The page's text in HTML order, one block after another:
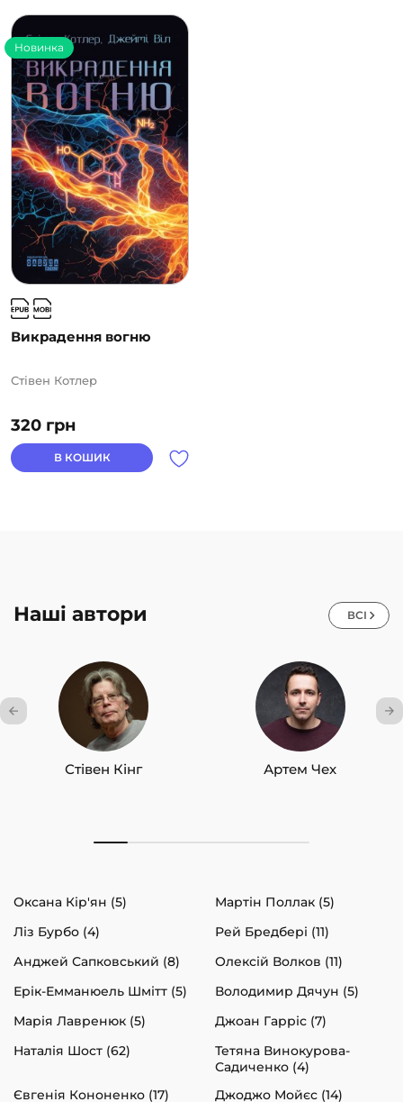
Викрадення вогню
Новинка
320 грн
Стівен Котлер
В КОШИК
Наші автори ВСІ
Стівен Кінг Артем Чех
Оксана Кір'ян (5)
Мартін Поллак (5)
Ліз Бурбо (4)
Рей Бредбері (11)
Анджей Сапковський (8)
Олексій Волков (11)
Ерік-Емманюель Шмітт (5)
Володимир Дячун (5)
Марія Лавренюк (5)
Джоан Гарріс (7)
Наталія Шост (62)
Тетяна Винокурова-
Садиченко (4)
Євгенія Кононенко (17)
Джоджо Мойєс (14)